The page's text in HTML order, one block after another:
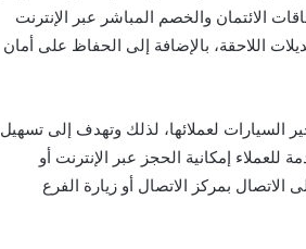
الائتمان والخصم المباشر عبر الإنترنت
اللاحقة، بالإضافة إلى الحفاظ على أمان
السيارات لعملائها، لذلك وتهدف إلى تسهيل
للعملاء إمكانية الحجز عبر الإنترنت أو
بمركز الاتصال أو زيارة الفرع